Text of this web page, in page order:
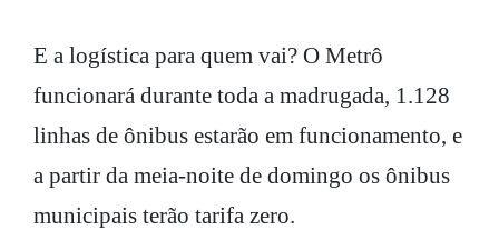
E a logística para quem vai? O Metrô
funcionará durante toda a madrugada, 1.128
linhas de ônibus estarão em funcionamento, e
a partir da meia-noite de domingo os ônibus
municipais terão tarifa zero.